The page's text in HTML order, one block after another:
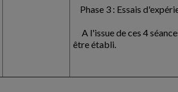
Phase 3 : Essais
A l'issue de ces 4
être établi.